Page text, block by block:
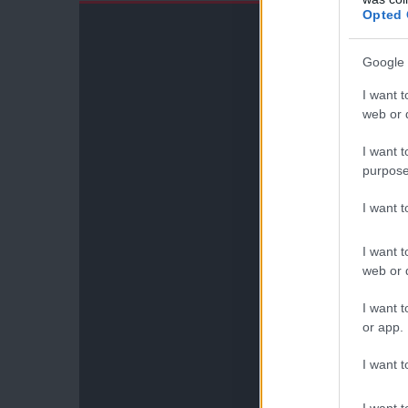
Opted
Google
I want
web or
I want
I want
I want
web or
I want
or app.
I want